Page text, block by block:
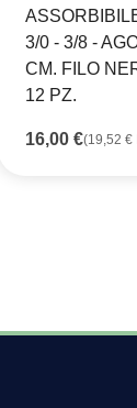
3/0 - 3/8 -
CM. FILO
12 PZ.
16,00 €(19,52 €